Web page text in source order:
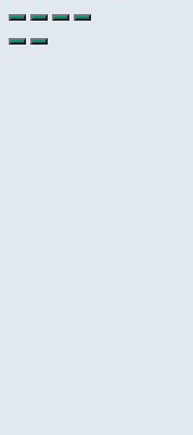
website